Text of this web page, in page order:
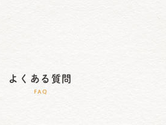
よくある質問
FAQ